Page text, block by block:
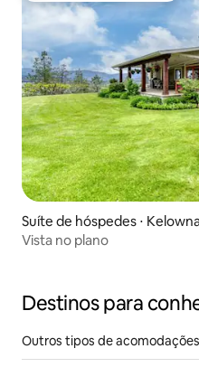
Suíte de hóspedes ⋅
Vista no plano
Destinos para
Outros tipos de acomodações